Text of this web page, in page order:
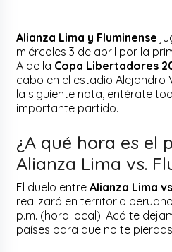
Alianza Lima y Fluminense
miércoles 3 de abril por la
A de la Copa Libertadores
cabo en el estadio Alejandro
la siguiente nota, entérate
importante partido.
¿A qué hora es el
Alianza Lima vs.
El duelo entreAlianza Lima
realizará en territorio
p.m. (hora local). Acá te
países para que no te